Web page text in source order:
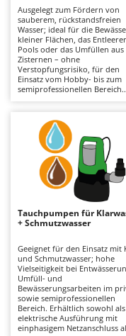
Astkettensägen
Astscheren
Atemschutzgeräte
Aufroller für
Auslegemulcher
Äxte - Beile und
Balkenmäher
Bandsägen
Baumscheren -
Bindezangen -
Bodenfräsen für
Ama
Ambrogio Robot
Annovi Reverberi
ANTHBOT
Archman
Ardes
Argo
Ariete
Attila
Ausonia
Awelco
B
Baesso
Bahco
Ausgelegt zum Fördern von
sauberem, rückstandsfreien
Wasser; ideal für die
kleiner Flächen, das
Pools oder das Umfüllen aus
Zisternen – ohne
Verstopfungsrisiko, für den
Einsatz vom Hobby- bis zum
semiprofessionellen Bereich.
Anschluss für den Betrieb)
mit wiederaufladbarem Akku
erhöhte Bewegungsfreiheit
durch Akkutausch
Betriebsdauer. Ausführungen in
Edelstahl für erhöhte
Korrosionsbeständigkeit. Zur
Effizienzerhaltung:
Kontrolle von Laufrad und
inneren Durchgängen; bei
Akkumodellen sachgerechte
des Ladezustands während
Tauchpumpen für
+ Schmutzwasser
Geeignet für den Einsatz mit
und Schmutzwasser; hohe
Vielseitigkeit bei
Umfüll- und
Bewässerungsarbeiten im
sowie semiprofessionellen
Bereich. Erhältlich sowohl als
elektrische Ausführung mit
einphasigem Netzanschluss